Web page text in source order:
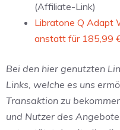
(Affiliate-Link)
Libratone Q Adapt
anstatt für 185,99
Bei den hier genutzten
Links, welche es uns
Transaktion zu
und Nutzer des